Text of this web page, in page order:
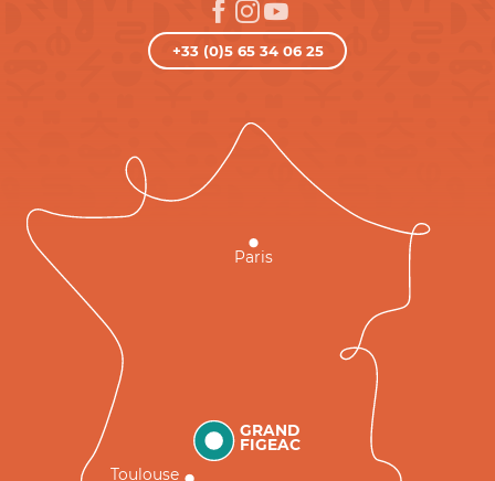
+33 (0)5 65 34 06 25
GRAND
FIGEAC
Toulouse
Paris